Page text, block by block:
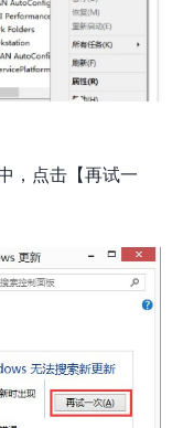
，点击【再试一